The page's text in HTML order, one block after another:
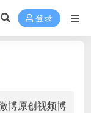
登录
博原创视频博